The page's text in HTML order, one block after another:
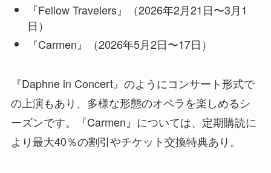
『Fellow Travelers』（2026年2月21日〜3月1
日）
『Carmen』（2026年5月2日〜17日）
『Daphne in Concert』のようにコンサート形式で
の上演もあり、多様な形態のオペラを楽しめるシ
ーズンです。『Carmen』については、定期購読に
より最大40％の割引やチケット交換特典あり。